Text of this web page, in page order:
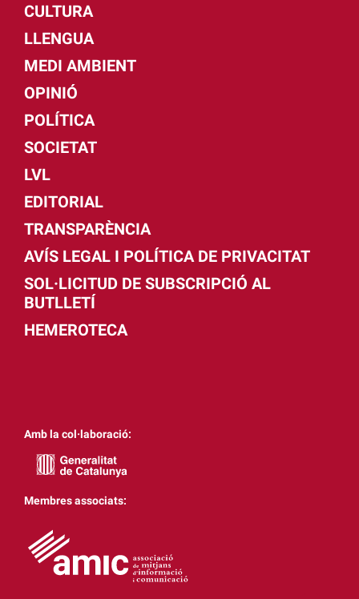
CULTURA
LLENGUA
MEDI AMBIENT
OPINIÓ
POLÍTICA
SOCIETAT
LVL
EDITORIAL
TRANSPARÈNCIA
AVÍS LEGAL I POLÍTICA DE PRIVACITAT
SOL·LICITUD DE SUBSCRIPCIÓ AL
BUTLLETÍ
HEMEROTECA
Amb la col·laboració:
Membres associats: